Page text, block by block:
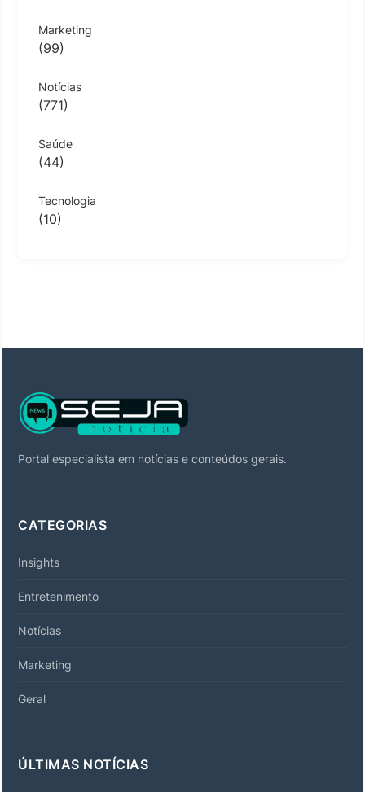
Marketing
(99)
Notícias
(771)
Saúde
(44)
Tecnologia
(10)
Portal especialista em notícias e conteúdos gerais.
CATEGORIAS
Insights
Entretenimento
Notícias
Marketing
Geral
ÚLTIMAS NOTÍCIAS